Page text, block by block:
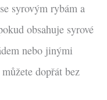
syrovým rybám a
obsahuje syrové
nebo jinými
dopřát bez